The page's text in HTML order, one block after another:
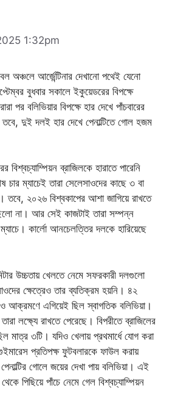
1:32pm
অঞ্চলে আর্জেন্টিনার দেখানো পথেই যেনো
বুধবার সকালে ইকুয়েডরের বিপক্ষে
পর বলিভিয়ার বিপক্ষে হার দেখে পাঁচবারের
তবে, দুই দলই হার দেখে পেনাল্টিতে গোল হজম
বিশ্বচ্যাম্পিয়ন ব্রাজিলকে হারাতে পারেনি
চার ম্যাচেই তারা সেলেসাওদের কাছে ৩ বা
তবে, ২০২৬ বিশ্বকাপের আশা জাগিয়ে রাখতে
না। আর সেই কাজটাই তারা সম্পন্ন
কার্লো আনচেলত্তির দলকে হারিয়েছে
উচ্চতায় খেলতে নেমে সফরকারী দলগুলো
ক্ষেত্রেও তার ব্যতিক্রম হয়নি। ৪২
আক্রমণে এগিয়েই ছিল স্বাগতিক বলিভিয়া।
লক্ষ্যে রাখতে পেরেছে। বিপরীতে ব্রাজিলের
মাত্র ৩টি। যদিও খেলায় প্রথমার্ধে যোগ করা
প্রতিপক্ষ ফুটবলারকে ফাউল করায়
গোলে জয়ের দেখা পায় বলিভিয়া। এই
পিছিয়ে পাঁচে নেমে গেল বিশ্বচ্যাম্পিয়ন